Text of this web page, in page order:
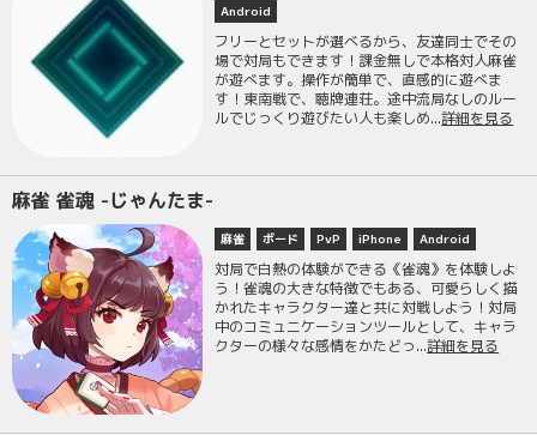
Android
フリーとセットが選べるから、友達同士でその
場で対局もできます！課金無しで本格対人麻雀
が遊べます。操作が簡単で、直感的に遊べま
す！東南戦で、聴牌連荘。途中流局なしのルー
ルでじっくり遊びたい人も楽しめ...詳細を見る
麻雀 雀魂 -じゃんたま-
麻雀 ボード PvP iPhone Android
対局で白熱の体験ができる《雀魂》を体験しよ
う！雀魂の大きな特徴でもある、可愛らしく描
かれたキャラクター達と共に対戦しよう！対局
中のコミュニケーションツールとして、キャラ
クターの様々な感情をかたどっ...詳細を見る